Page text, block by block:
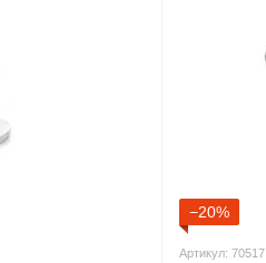
−20%
Артикул: 70517